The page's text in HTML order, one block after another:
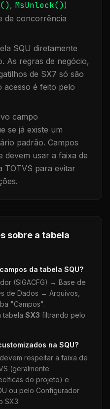
, MsUnlock())
de concorrência
SQU diretamente
As regras de negócio,
de SX7 só são
acesso é feito pelo
campo
se já existe um
padrão. Campos
devem usar a faixa de
TOTVS para evitar
sobre a tabela
da tabela SQU?
(SIGACFG) → Base de
de Dados → Arquivos,
"Campos".
tabela SX3 filtrando pelo
na SQU?
respeitar a faixa de
(geralmente
do projeto) e
ou pelo Configurador
SX3.